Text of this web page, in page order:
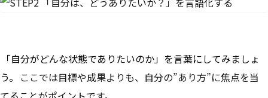
「自分がどんな状態でありたいのか」を言葉にしてみましょ
う。 ここでは目標や成果よりも、自分の”あり方”に焦点を当